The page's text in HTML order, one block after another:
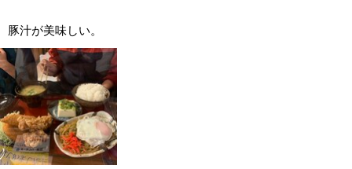
豚汁が美味しい。